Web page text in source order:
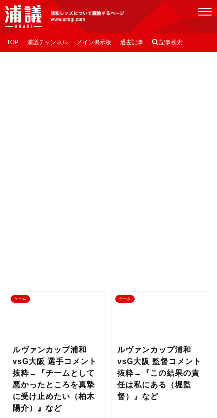
[浦議]浦和レッズについて議論するページ
TOP 浦議チャンネル メイン掲示板 過去記事  記事検索
ゲーム
ルヴァンカップ浦和
vsG大阪 選手コメント
抜粋→『チームとして
悪かったところを真摯
に受け止めたい（柏木
陽介）』など
ゲーム
ルヴァンカップ浦和
vsG大阪 監督コメント
抜粋→『この結果の責
任は私にある（堀監
督）』など